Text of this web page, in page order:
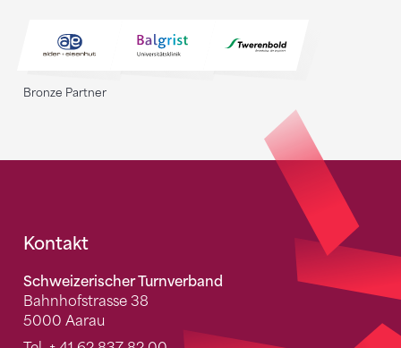
Bronze Partner
Fusszeile
Kontakt
Schweizerischer Turnverband
Bahnhofstrasse 38
5000 Aarau